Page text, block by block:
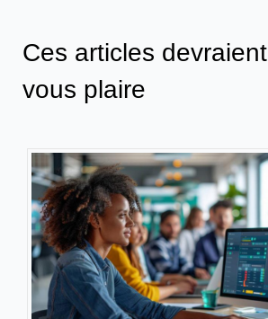
Ces articles devraient
vous plaire